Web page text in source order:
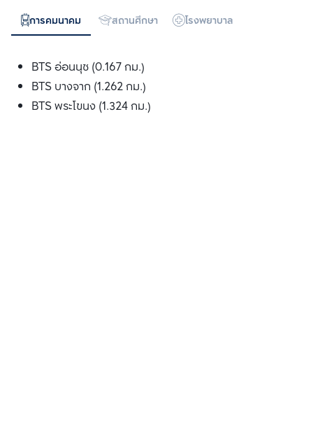
การคมนาคม สถานศึกษา โรงพยาบาล
BTS อ่อนนุช (0.167 กม.)
BTS บางจาก (1.262 กม.)
BTS พระโขนง (1.324 กม.)